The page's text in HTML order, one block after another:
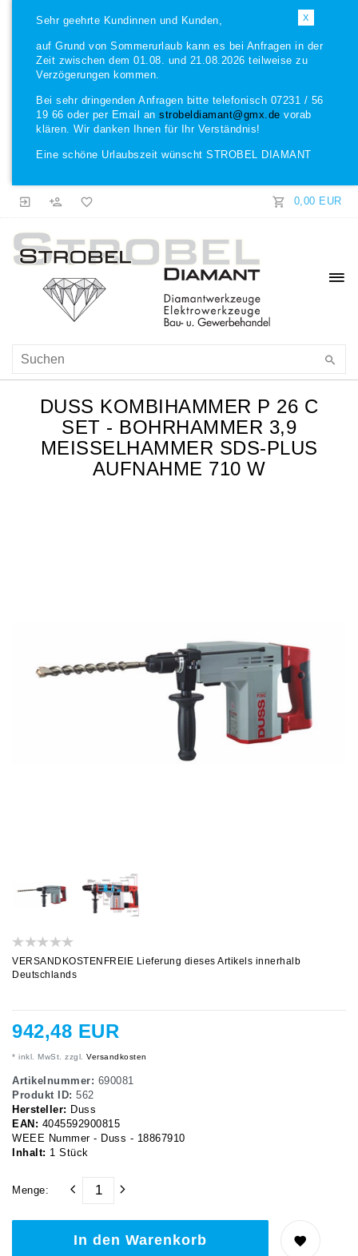
X
Sehr geehrte Kundinnen und Kunden,
auf Grund von Sommerurlaub kann es bei Anfragen in der
Zeit zwischen dem 01.08. und 21.08.2026 teilweise zu
Verzögerungen kommen.
Bei sehr dringenden Anfragen bitte telefonisch 07231 / 56
19 66 oder per Email an strobeldiamant@gmx.de vorab
klären. Wir danken Ihnen für Ihr Verständnis!
Eine schöne Urlaubszeit wünscht STROBEL DIAMANT
0,00 EUR
DUSS KOMBIHAMMER P 26 C
SET - BOHRHAMMER 3,9
MEISSELHAMMER SDS-PLUS A
UFNAHME 710 W
VERSANDKOSTENFREIE Lieferung dieses Artikels innerhalb
Deutschlands
942,48 EUR
* inkl. MwSt. zzgl. Versandkosten
Artikelnummer: 690081
Produkt ID: 562
Hersteller: Duss
EAN: 4045592900815
WEEE Nummer - Duss - 18867910
Inhalt: 1 Stück
Menge:
In den Warenkorb